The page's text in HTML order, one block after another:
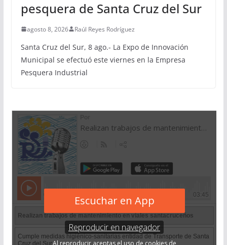
pesquera de Santa Cruz del Sur
agosto 8, 2026 Raúl Reyes Rodríguez
Santa Cruz del Sur, 8 ago.- La Expo de Innovación
Municipal se efectuó este viernes en la Empresa
Pesquera Industrial